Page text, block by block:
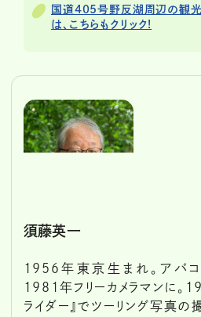
国道405号野反湖周辺の観光
は、こちらもクリック!
須藤英一
1956年東京生まれ。アバ
1981年フリーカメラマンに。
ライダー』でツーリング写真の